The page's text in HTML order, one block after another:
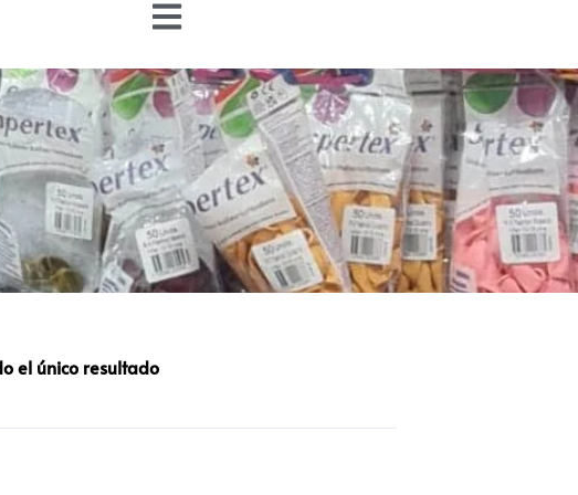
el único resultado